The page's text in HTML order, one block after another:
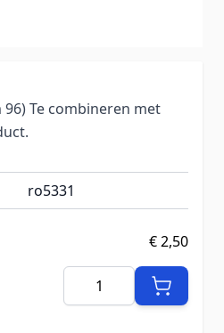
96) Te combineren met
ro5331
€ 2,50
Aantal